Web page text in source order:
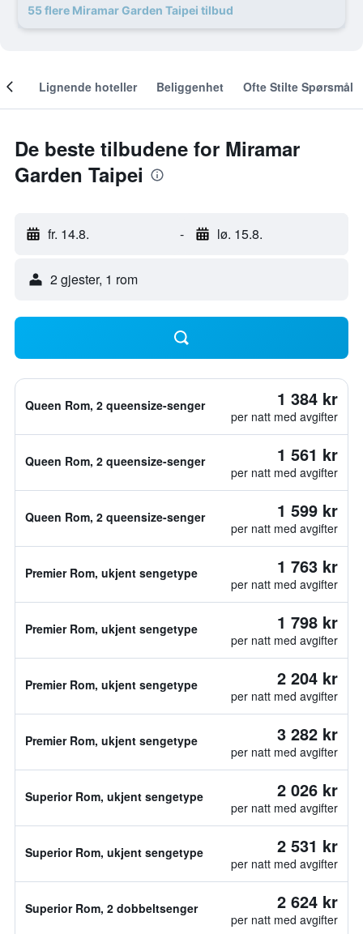
55 flere Miramar Garden Taipei tilbud
Lignende hoteller Beliggenhet Ofte Stilte Spørsmål
De beste tilbudene for Miramar
Garden Taipei
fr. 14.8. - lø. 15.8.
2 gjester, 1 rom
Queen Rom, 2 queensize-senger 1 384 kr
per natt med avgifter
Queen Rom, 2 queensize-senger 1 561 kr
per natt med avgifter
Queen Rom, 2 queensize-senger 1 599 kr
per natt med avgifter
Premier Rom, ukjent sengetype 1 763 kr
per natt med avgifter
Premier Rom, ukjent sengetype 1 798 kr
per natt med avgifter
Premier Rom, ukjent sengetype 2 204 kr
per natt med avgifter
Premier Rom, ukjent sengetype 3 282 kr
per natt med avgifter
Superior Rom, ukjent sengetype 2 026 kr
per natt med avgifter
Superior Rom, ukjent sengetype 2 531 kr
per natt med avgifter
Superior Rom, 2 dobbeltsenger 2 624 kr
per natt med avgifter